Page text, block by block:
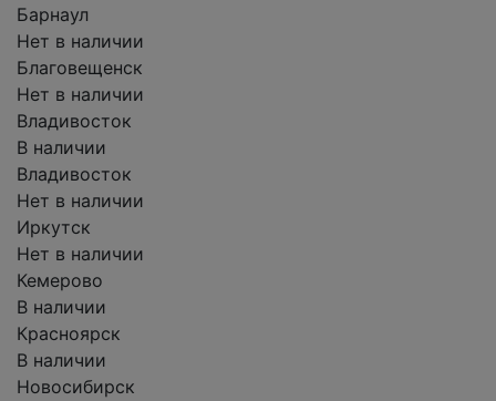
Барнаул
Нет в наличии
Благовещенск
Нет в наличии
Владивосток
В наличии
Владивосток
Нет в наличии
Иркутск
Нет в наличии
Кемерово
В наличии
Красноярск
В наличии
Новосибирск